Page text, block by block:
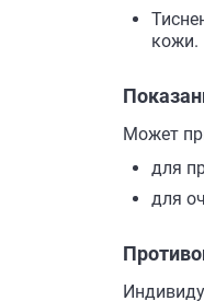
кожи.
Может
для
для